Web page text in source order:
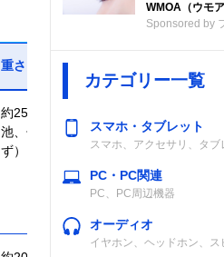
重さ
約250g（乾電
池、付属品含ま
ず）
本、USB
WMOA（ウモア
Sponsored by
カテゴリー一覧
スマホ・タブレット
スマホ、アクセサリ、タブ
PC・PC関連
PC、PC周辺機器
オーディオ
イヤホン、ヘッドホン、ス